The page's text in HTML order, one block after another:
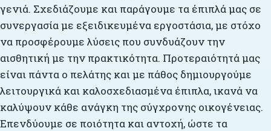
γενιά. Σχεδιάζουμε και παράγουμε τα έπιπλά μας σε
συνεργασία με εξειδικευμένα εργοστάσια, με στόχο
να προσφέρουμε λύσεις που συνδυάζουν την
αισθητική με την πρακτικότητα. Προτεραιότητά μας
είναι πάντα ο πελάτης και με πάθος δημιουργούμε
λειτουργικά και καλοσχεδιασμένα έπιπλα, ικανά να
καλύψουν κάθε ανάγκη της σύγχρονης οικογένειας.
Επενδύουμε σε ποιότητα και αντοχή, ώστε τα